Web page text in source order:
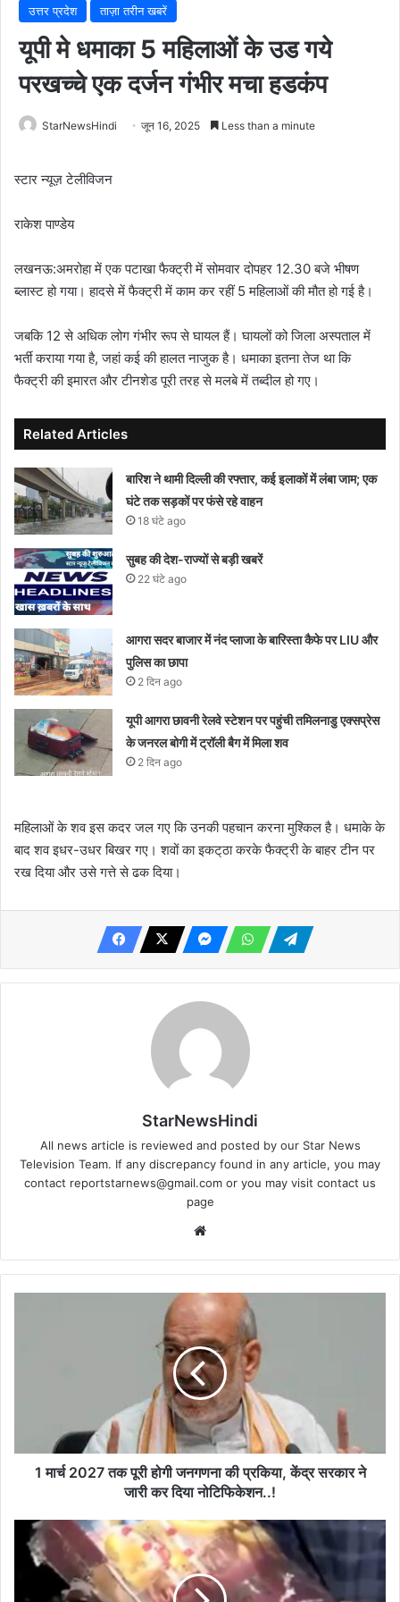
उत्तर प्रदेश ताज़ा तरीन खबरें
यूपी मे धमाका 5 महिलाओं के उड गये
परखच्चे एक दर्जन गंभीर मचा हडकंप
StarNewsHindi जून 16, 2025 Less than a minute
स्टार न्यूज़ टेलीविजन
राकेश पाण्डेय
लखनऊ:अमरोहा में एक पटाखा फैक्ट्री में सोमवार दोपहर 12.30 बजे भीषण
ब्लास्ट हो गया। हादसे में फैक्ट्री में काम कर रहीं 5 महिलाओं की मौत हो गई है।
जबकि 12 से अधिक लोग गंभीर रूप से घायल हैं। घायलों को जिला अस्पताल में
भर्ती कराया गया है, जहां कई की हालत नाजुक है। धमाका इतना तेज था कि
फैक्ट्री की इमारत और टीनशेड पूरी तरह से मलबे में तब्दील हो गए।
Related Articles
बारिश ने थामी दिल्ली की रफ्तार, कई इलाकों में लंबा जाम; एक
घंटे तक सड़कों पर फंसे रहे वाहन
18 घंटे ago
सुबह की देश-राज्यों से बड़ी खबरें
22 घंटे ago
आगरा सदर बाजार में नंद प्लाजा के बारिस्ता कैफे पर LIU और
पुलिस का छापा
2 दिन ago
यूपी आगरा छावनी रेलवे स्टेशन पर पहुंची तमिलनाडु एक्सप्रेस
के जनरल बोगी में ट्रॉली बैग में मिला शव
2 दिन ago
महिलाओं के शव इस कदर जल गए कि उनकी पहचान करना मुश्किल है। धमाके के
बाद शव इधर-उधर बिखर गए। शवों का इकट्‌ठा करके फैक्ट्री के बाहर टीन पर
रख दिया और उसे गत्ते से ढक दिया।
StarNewsHindi
All news article is reviewed and posted by our Star News
Television Team. If any discrepancy found in any article, you may
contact reportstarnews@gmail.com or you may visit contact us
page
प्रकिया,
जारी
कर
नोटिफिकेशन..!
1 मार्च 2027 तक पूरी होगी जनगणना की प्रकिया, केंद्र सरकार ने
जारी कर दिया नोटिफिकेशन..!
अहमदाबाद
हादसा